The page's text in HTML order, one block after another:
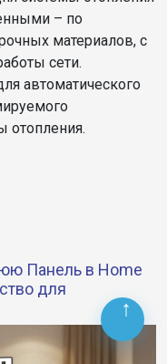
– по
материалов, с
сети.
автоматического
отопления.
Панель в Home
для